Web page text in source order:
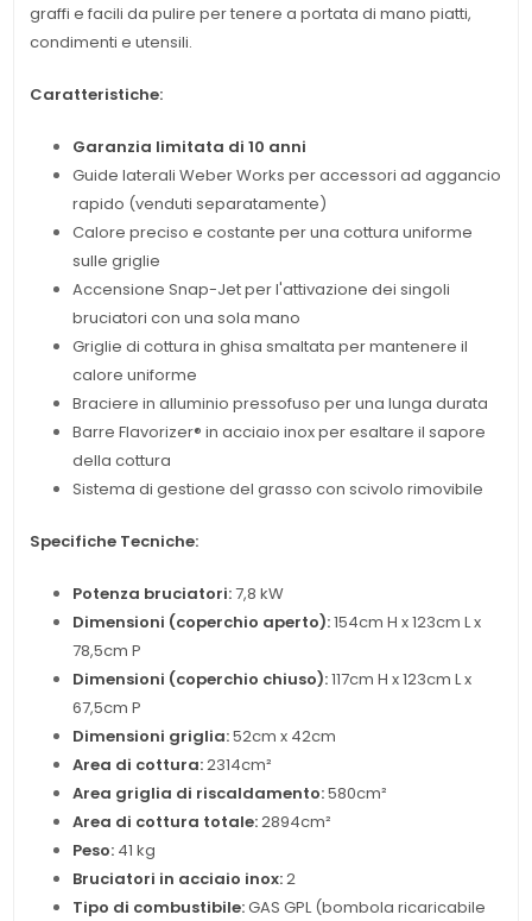
graffi e facili da pulire per tenere a portata di mano piatti,
condimenti e utensili.
Caratteristiche:
Garanzia limitata di 10 anni
Guide laterali Weber Works per accessori ad aggancio
rapido (venduti separatamente)
Calore preciso e costante per una cottura uniforme
sulle griglie
Accensione Snap-Jet per l'attivazione dei singoli
bruciatori con una sola mano
Griglie di cottura in ghisa smaltata per mantenere il
calore uniforme
Braciere in alluminio pressofuso per una lunga durata
Barre Flavorizer® in acciaio inox per esaltare il sapore
della cottura
Sistema di gestione del grasso con scivolo rimovibile
Specifiche Tecniche:
Potenza bruciatori:7,8 kW
Dimensioni (coperchio aperto):154cm H x 123cm L x
78,5cm P
Dimensioni (coperchio chiuso):117cm H x 123cm L x
67,5cm P
Dimensioni griglia:52cm x 42cm
Area di cottura:2314cm²
Area griglia di riscaldamento:580cm²
Area di cottura totale:2894cm²
Peso:41 kg
Bruciatori in acciaio inox:2
Tipo di combustibile:GAS GPL (bombola ricaricabile